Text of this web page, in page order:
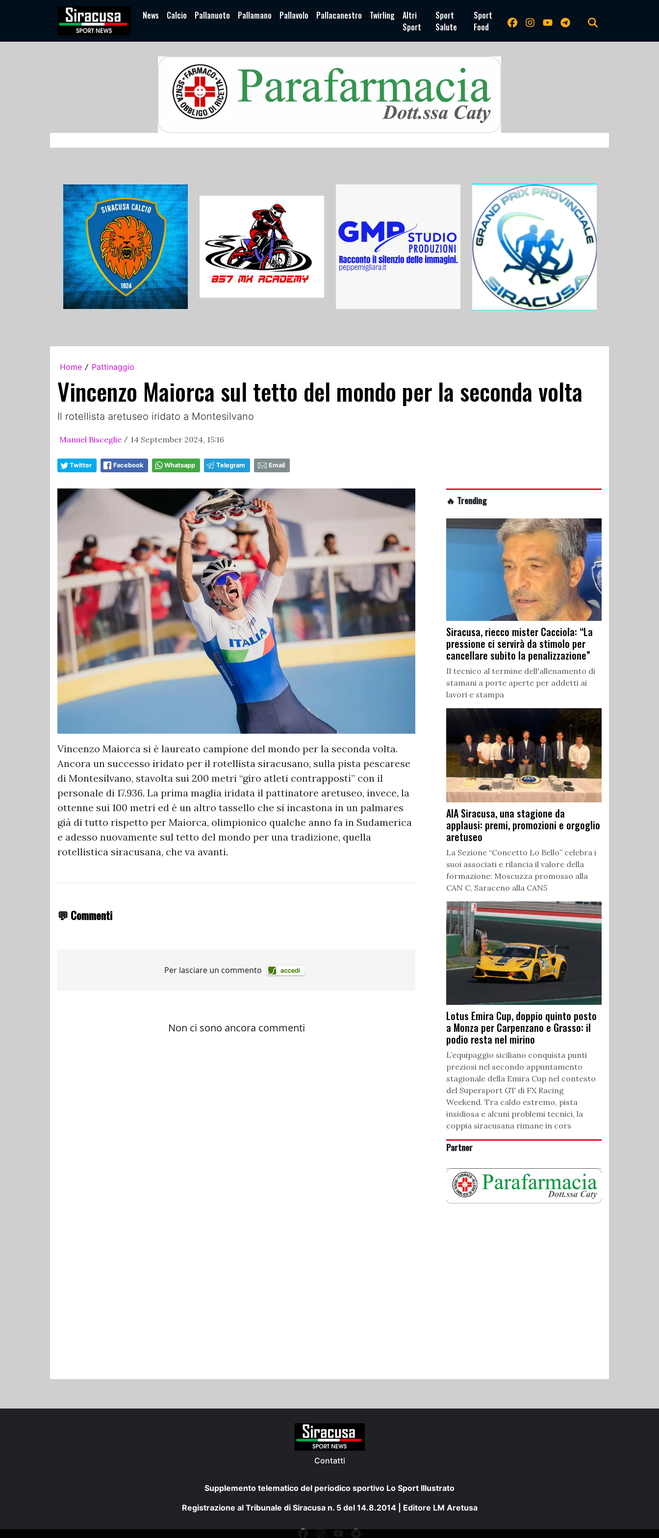
News Calcio Pallanuoto Pallamano Pallavolo Pallacanestro Twirling
Altri
Sport
Sport
Salute
Sport
Food
Home / Pattinaggio
Vincenzo Maiorca sul tetto del mondo per la seconda volta
Il rotellista aretuseo iridato a Montesilvano
Manuel Bisceglie / 14 September 2024, 15:16
Twitter Facebook Whatsapp Telegram Email
Vincenzo Maiorca si è laureato campione del mondo per la seconda volta.
Ancora un successo iridato per il rotellista siracusano, sulla pista pescarese
di Montesilvano, stavolta sui 200 metri “giro atleti contrapposti” con il
personale di 17.936. La prima maglia iridata il pattinatore aretuseo, invece, la
ottenne sui 100 metri ed è un altro tassello che si incastona in un palmares
già di tutto rispetto per Maiorca, olimpionico qualche anno fa in Sudamerica
e adesso nuovamente sul tetto del mondo per una tradizione, quella
rotellistica siracusana, che va avanti.
💬 Commenti
🔥 Trending
Siracusa, riecco mister Cacciola: “La
pressione ci servirà da stimolo per
cancellare subito la penalizzazione”
Il tecnico al termine dell'allenamento di
stamani a porte aperte per addetti ai
lavori e stampa
AIA Siracusa, una stagione da
applausi: premi, promozioni e orgoglio
aretuseo
La Sezione “Concetto Lo Bello” celebra i
suoi associati e rilancia il valore della
formazione: Moscuzza promosso alla
CAN C, Saraceno alla CAN5
Lotus Emira Cup, doppio quinto posto
a Monza per Carpenzano e Grasso: il
podio resta nel mirino
L’equipaggio siciliano conquista punti
preziosi nel secondo appuntamento
stagionale della Emira Cup nel contesto
del Supersport GT di FX Racing
Weekend. Tra caldo estremo, pista
insidiosa e alcuni problemi tecnici, la
coppia siracusana rimane in cors
Partner
Contatti
Supplemento telematico del periodico sportivo Lo Sport Illustrato
Registrazione al Tribunale di Siracusa n. 5 del 14.8.2014 | Editore LM Aretusa